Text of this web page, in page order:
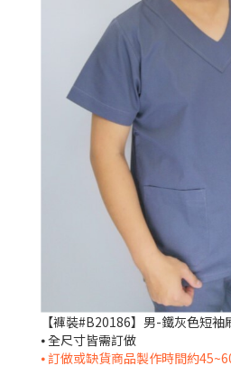
【褲裝#B20186】男-鐵灰色短袖
⦁ 全尺寸皆需訂做
⦁ 訂做或缺貨商品製作時間約45~60個工作